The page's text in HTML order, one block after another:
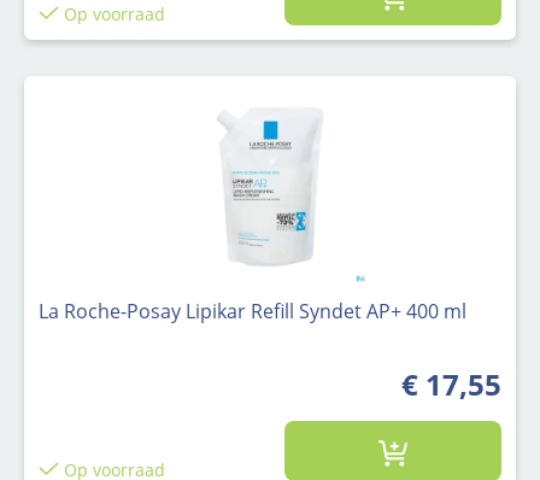
Op voorraad
La Roche-Posay Lipikar Refill Syndet AP+ 400 ml
€ 17,55
Op voorraad